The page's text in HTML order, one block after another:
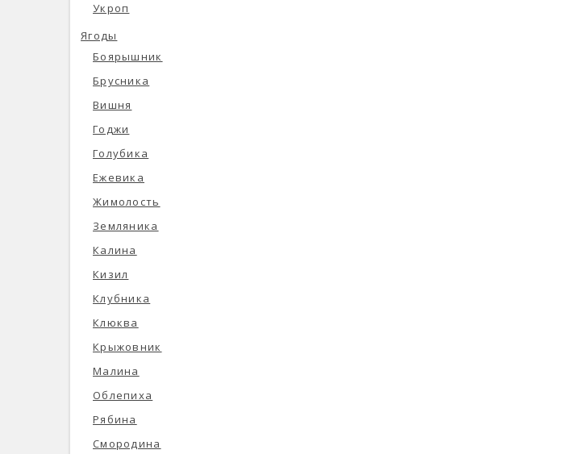
Укроп
Ягоды
Боярышник
Брусника
Вишня
Годжи
Голубика
Ежевика
Жимолость
Земляника
Калина
Кизил
Клубника
Клюква
Крыжовник
Малина
Облепиха
Рябина
Смородина